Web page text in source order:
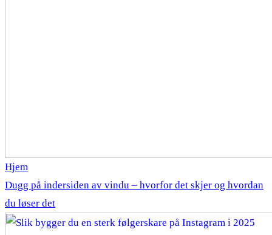
Hjem
Dugg på indersiden av vindu – hvorfor det skjer og hvordan
du løser det